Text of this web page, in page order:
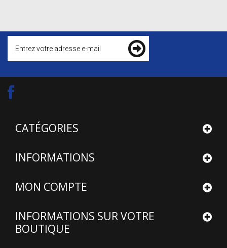
CATÉGORIES
INFORMATIONS
MON COMPTE
INFORMATIONS SUR VOTRE
BOUTIQUE